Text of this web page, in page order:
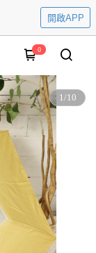
開啟APP
0
1/10